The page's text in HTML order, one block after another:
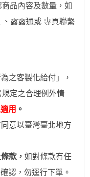
商品內容及數量，如
、露露通或 專頁聯繫
之客製化給付」，
定之合理例外情
用 。
意以臺灣臺北地方
款， 如對條款有任
認，勿逕行下單。